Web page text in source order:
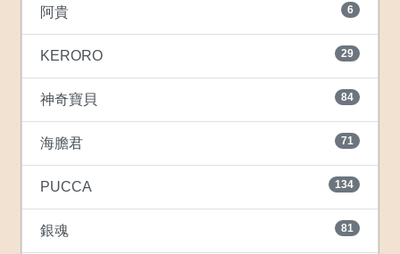
阿貴 6
KERORO 29
神奇寶貝 84
海膽君 71
PUCCA 134
銀魂 81